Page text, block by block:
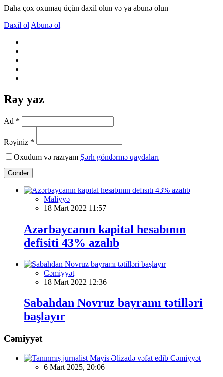
Daha çox oxumaq üçün daxil olun və ya abunə olun
Daxil ol Abunə ol
Rəy yaz
Ad *
Rəyiniz *
Oxudum və razıyam Şərh göndərmə qaydaları
Göndər
Maliyyə
18 Mart 2022 11:57
Azərbaycanın kapital hesabının
defisiti 43% azalıb
Cəmiyyət
18 Mart 2022 12:36
Sabahdan Novruz bayramı tətilləri
başlayır
Cəmiyyət
Cəmiyyət
6 Mart 2025, 20:06